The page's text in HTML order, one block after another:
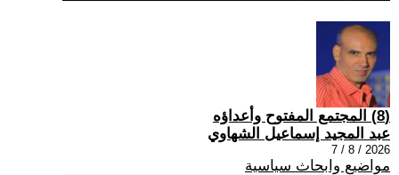
(8) المجتمع المفتوح وأعداؤه
عبد المجيد إسماعيل الشهاوي
2026 / 8 / 7
مواضيع وابحاث سياسية